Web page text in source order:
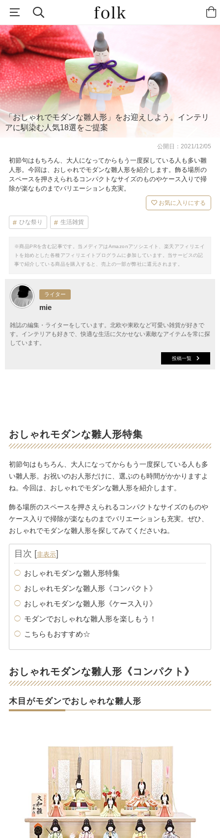
「おしゃれでモダンな雛人形」をお迎えしよう。インテリ
アに馴染む人気18選をご提案
公開日：2021/12/05
初節句はもちろん、大人になってからもう一度探している人も多い雛
人形。今回は、おしゃれでモダンな雛人形を紹介します。飾る場所の
スペースを押さえられるコンパクトなサイズのものやケース入りで掃
除が楽なものまでバリエーションも充実。
お気に入りにする
ひな祭り 生活雑貨
※商品PRを含む記事です。当メディアはAmazonアソシエイト、楽天アフィリエイ
トを始めとした各種アフィリエイトプログラムに参加しています。当サービスの記
事で紹介している商品を購入すると、売上の一部が弊社に還元されます。
ライター
mie
雑誌の編集・ライターをしています。北欧や東欧など可愛い雑貨が好きで
す。インテリアも好きで、快適な生活に欠かせない素敵なアイテムを常に探
しています。
投稿一覧
おしゃれモダンな雛人形特集
初節句はもちろん、大人になってからもう一度探している人も多
い雛人形。お祝いのお人形だけに、選ぶのも時間がかかりますよ
ね。今回は、おしゃれでモダンな雛人形を紹介します。
飾る場所のスペースを押さえられるコンパクトなサイズのものや
ケース入りで掃除が楽なものまでバリエーションも充実。ぜひ、
おしゃれでモダンな雛人形を探してみてくださいね。
目次 [非表示]
おしゃれモダンな雛人形特集
おしゃれモダンな雛人形《コンパクト》
おしゃれモダンな雛人形《ケース入り》
モダンでおしゃれな雛人形を楽しもう！
こちらもおすすめ☆
おしゃれモダンな雛人形《コンパクト》
木目がモダンでおしゃれな雛人形